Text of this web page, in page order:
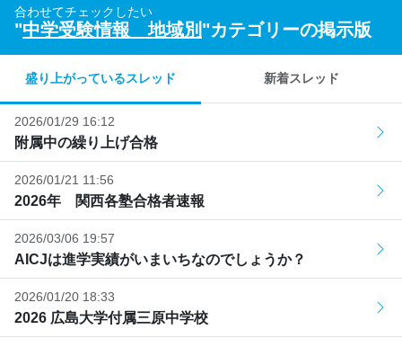
合わせてチェックしたい
"中学受験情報 地域別 "カテゴリーの掲示版
盛り上がっているスレッド 新着スレッド
2026/01/29 16:12
附属中の繰り上げ合格
2026/01/21 11:56
2026年 関西各塾合格者速報
2026/03/06 19:57
AICJは進学実績がいまいちなのでしょうか？
2026/01/20 18:33
2026 広島大学付属三原中学校